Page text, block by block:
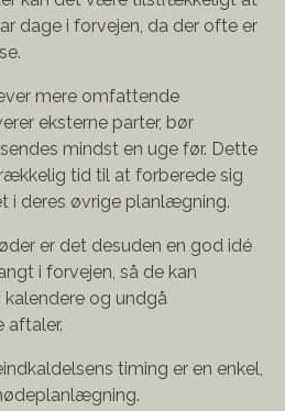
dage i forvejen, da der ofte er
mere omfattende
eksterne parter, bør
mindst en uge før. Dette
tid til at forberede sig
i deres øvrige planlægning.
er det desuden en god idé
i forvejen, så de kan
kalendere og undgå
aftaler.
timing er en enkel,